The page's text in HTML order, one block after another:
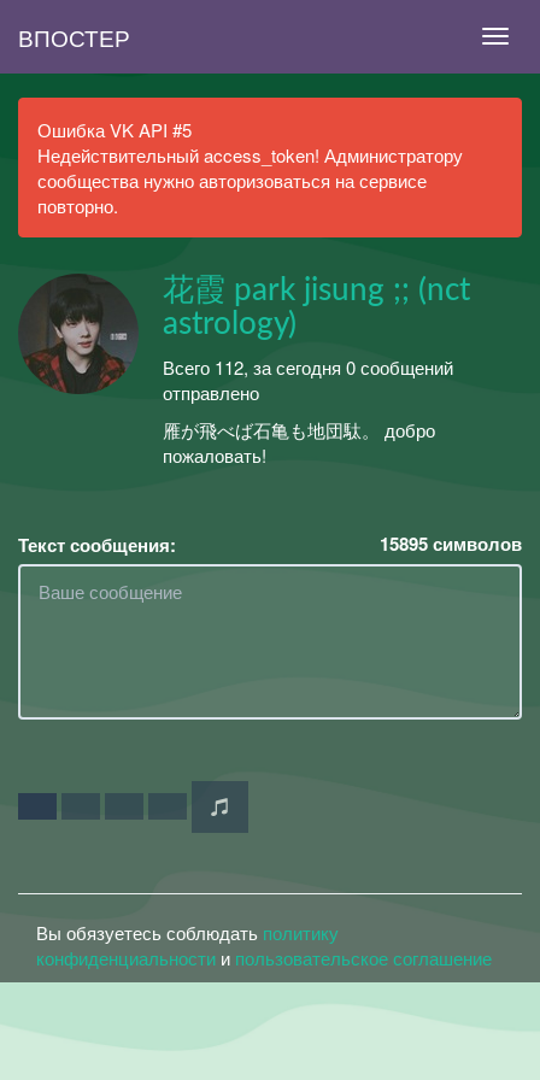
ВПОСТЕР
Ошибка VK API #5
Недействительный access_token! Администратору
сообщества нужно авторизоваться на сервисе
повторно.
花霞 park jisung ;; (nct
astrology)
Всего 112, за сегодня 0 сообщений
отправлено
雁が飛べば石亀も地団駄。 добро
пожаловать!
Текст сообщения: 15895символов
Вы обязуетесь соблюдать политику
конфиденциальности и пользовательское соглашение